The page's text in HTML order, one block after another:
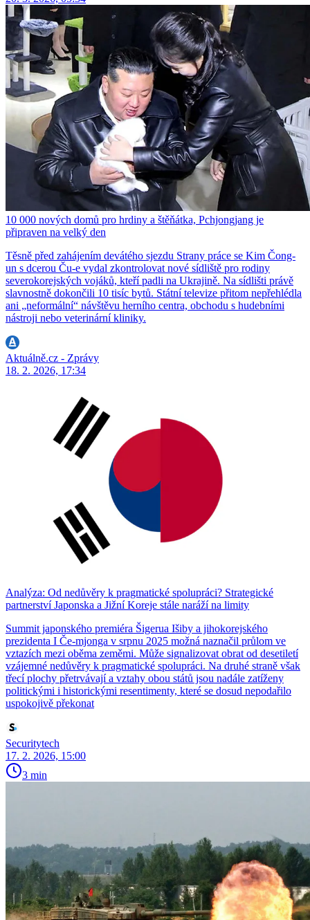
10 000 nových domů pro hrdiny a štěňátka, Pchjongjang je
připraven na velký den
Těsně před zahájením devátého sjezdu Strany práce se Kim Čong-
un s dcerou Ču-e vydal zkontrolovat nové sídliště pro rodiny
severokorejských vojáků, kteří padli na Ukrajině. Na sídlišti právě
slavnostně dokončili 10 tisíc bytů. Státní televize přitom nepřehlédla
ani „neformální“ návštěvu herního centra, obchodu s hudebními
nástroji nebo veterinární kliniky.
Aktuálně.cz - Zprávy
18. 2. 2026, 17:34
Analýza: Od nedůvěry k pragmatické spolupráci? Strategické
partnerství Japonska a Jižní Koreje stále naráží na limity
Summit japonského premiéra Šigerua Išiby a jihokorejského
prezidenta I Če-mjonga v srpnu 2025 možná naznačil průlom ve
vztazích mezi oběma zeměmi. Může signalizovat obrat od desetiletí
vzájemné nedůvěry k pragmatické spolupráci. Na druhé straně však
třecí plochy přetrvávají a vztahy obou států jsou nadále zatíženy
politickými i historickými resentimenty, které se dosud nepodařilo
uspokojivě překonat
Securitytech
17. 2. 2026, 15:00
3 min